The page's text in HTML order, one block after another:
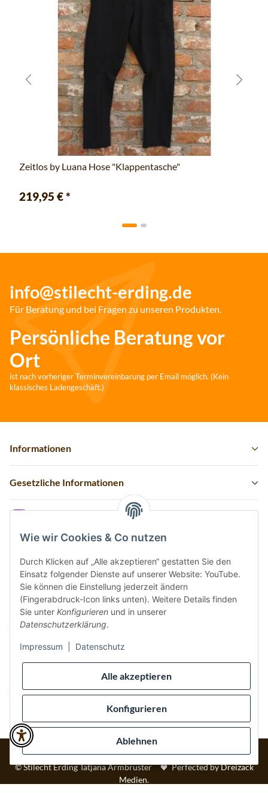
Alle akzeptieren
Konfigurieren
Ablehnen
Wie wir Cookies & Co nutzen
Durch Klicken auf „Alle akzeptieren“ gestatten Sie den
Einsatz folgender Dienste auf unserer Website: YouTube.
Sie können die Einstellung jederzeit ändern
(Fingerabdruck-Icon links unten). Weitere Details finden
Sie unter Konfigurieren und in unserer
Datenschutzerklärung.
Impressum Datenschutz
Zeitlos by Luana Hose "Klappentasche"
219,95 €*
info@stilecht-erding.de
Für Beratung und bei Fragen zu unseren Produkten.
Persönliche Beratung vor
Ort
ist nach vorheriger Terminvereinbarung per Email möglich. (Kein
klassisches Ladengeschäft.)
Informationen
Gesetzliche Informationen
Vertrag widerrufen
Sicher bezahlen via:
Wir versenden via:
* Alle Preise inkl. gesetzlicher USt., inkl.Versand
© Stilecht Erding Tatjana Armbruster
Perfected byDreizack
Medien.